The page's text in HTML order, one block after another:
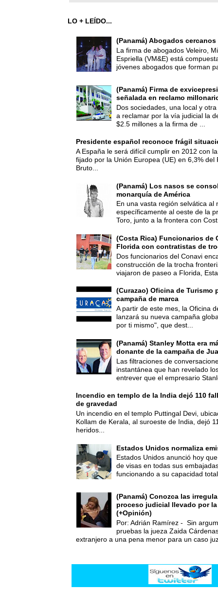
LO + LEÍDO...
(Panamá) Abogados
La firma de abogados Veleiro,
Espriella (VM&E) está
jóvenes abogados que forman
(Panamá) Firma de
señalada en reclamo
Dos sociedades, una local y
a reclamar por la vía judicial la
$2.5 millones a la firma de ...
Presidente español reconoce frágil
A España le será difícil cumplir en 2012 con
fijado por la Unión Europea (UE) en 6,3% del
Bruto...
(Panamá) Los nasos se
monarquía de América
En una vasta región selvática al
específicamente al oeste de la
Toro, junto a la frontera con
(Costa Rica) Funcionarios de
Florida con contratistas de
Dos funcionarios del Conavi
construcción de la trocha
viajaron de paseo a Florida,
(Curazao) Oficina de Turismo
campaña de marca
A partir de este mes, la Oficina
lanzará su nueva campaña
por ti mismo", que dest...
(Panamá) Stanley Motta era
donante de la campaña de
Las filtraciones de
instantánea que han revelado
entrever que el empresario
Incendio en templo de la India dejó 110
de gravedad
Un incendio en el templo Puttingal Devi,
Kollam de Kerala, al suroeste de India, dejó
heridos...
Estados Unidos normaliza
Estados Unidos anunció hoy
de visas en todas sus
funcionando a su capacidad
(Panamá) Conozca las
proceso judicial llevado por
(+Opinión)
Por: Adrián Ramírez - Sin
pruebas la jueza Zaida
extranjero a una pena menor para un caso